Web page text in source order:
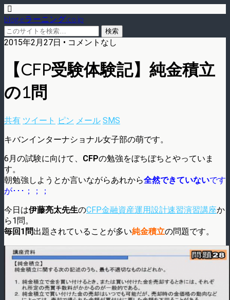
blog.eラーニング.co.jp
2015年2月27日 • コメントなし
【CFP受験体験記】純金積立
の1問
共有 ツイート ピン メール SMS
キバンインターナショナル女子部の萌です。
6月の試験に向けて、 CFPの勉強をぼちぼちとやっていま
す。
朝勉強しようとか言いながらあれから全然できていないです
が･･･；；；
今日は伊藤亮太先生のCFP金融資産運用設計速習演習講座か
ら1問。
毎回1問出題されていることが多い純金積立の問題です。